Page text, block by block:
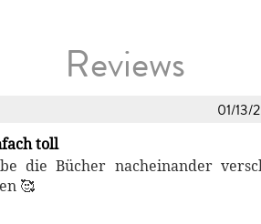
Reviews
01/13/
toll
die Bücher nacheinander
🥰